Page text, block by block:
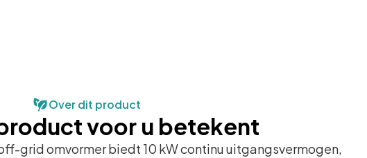
Over dit product
voor u betekent
grid omvormer biedt 10 kW continu uitgangsvermogen,